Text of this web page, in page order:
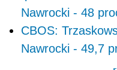
Nawrocki - 48
CBOS:
Nawrocki - 49,7